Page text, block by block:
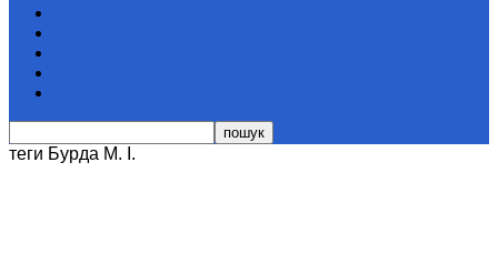
теги Бурда М. І.